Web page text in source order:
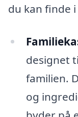
du kan finde
designet
familien.
og